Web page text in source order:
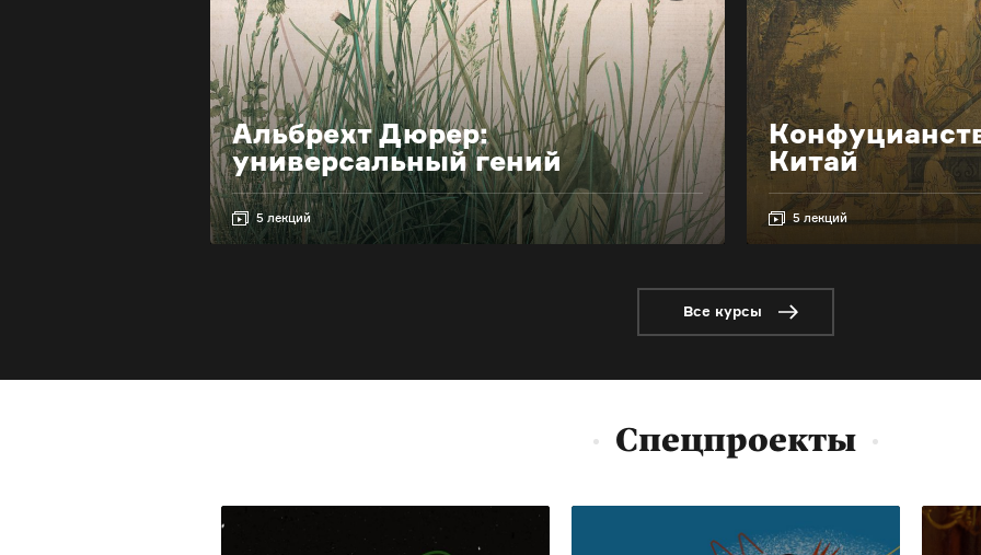
Альбрехт Дюрер:
универсальный гений
5 лекций
Китай
5 лекций
Все курсы
Спецпроекты